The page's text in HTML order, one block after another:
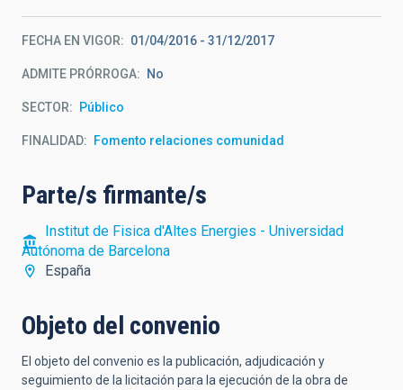
FECHA EN VIGOR 01/04/2016 - 31/12/2017
ADMITE PRÓRROGA No
SECTOR Público
FINALIDAD Fomento relaciones comunidad
Parte/s firmante/s
Institut de Fisica d'Altes Energies - Universidad
Autónoma de Barcelona
España
Objeto del convenio
El objeto del convenio es la publicación, adjudicación y
seguimiento de la licitación para la ejecución de la obra de